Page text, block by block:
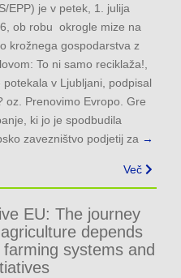
EPP) je v petek, 1. julija
ob robu okrogle mize na
krožnega gospodarstva z
To ni samo reciklaža!,
potekala v Ljubljani, podpisal
oz. Prenovimo Evropo. Gre
ki jo je spodbudila
zavezništvo podjetij za →
Več
EU: The journey
depends
systems and